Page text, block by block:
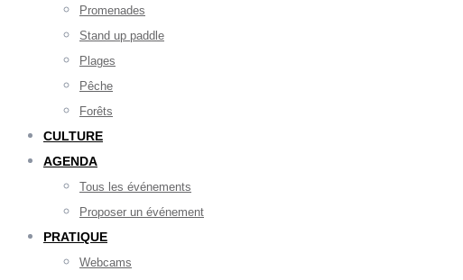
Promenades
Stand up paddle
Plages
Pêche
Forêts
CULTURE
AGENDA
Tous les événements
Proposer un événement
PRATIQUE
Webcams